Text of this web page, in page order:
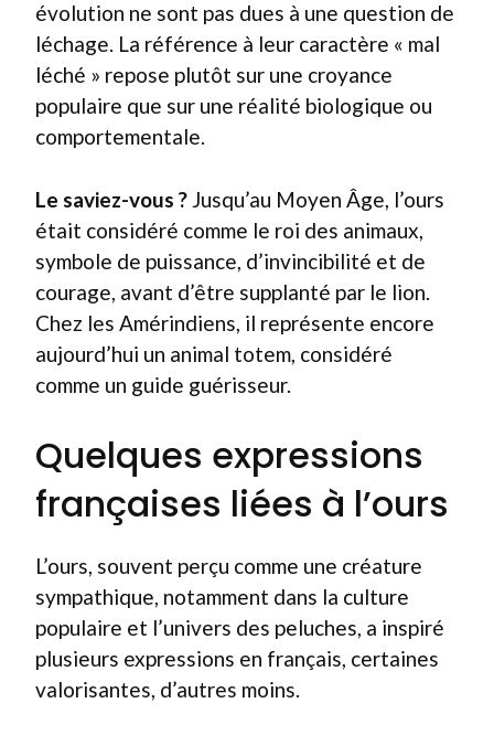
évolution ne sont pas dues à une question de
léchage. La référence à leur caractère « mal
léché » repose plutôt sur une croyance
populaire que sur une réalité biologique ou
comportementale.
Le saviez-vous ? Jusqu’au Moyen Âge, l’ours
était considéré comme le roi des animaux,
symbole de puissance, d’invincibilité et de
courage, avant d’être supplanté par le lion.
Chez les Amérindiens, il représente encore
aujourd’hui un animal totem, considéré
comme un guide guérisseur.
Quelques expressions
françaises liées à l’ours
L’ours, souvent perçu comme une créature
sympathique, notamment dans la culture
populaire et l’univers des peluches, a inspiré
plusieurs expressions en français, certaines
valorisantes, d’autres moins.